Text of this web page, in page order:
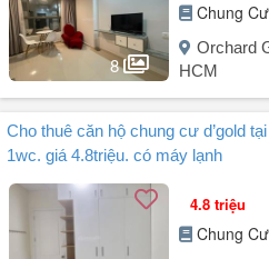
8
Chung
Orchard
HCM
Người đăng: Trung Duong
(3 tin
Cho thuê nhiều căn studio Orchard
- Diện tích: 36m², nội thất đầy đủ
- Gần sân bay Tân Sơn Nhất, công
Cho thuê căn hộ chung cư d’gold
1wc. giá 4.8triệu. có máy lạnh
4.8 triệu
Chung